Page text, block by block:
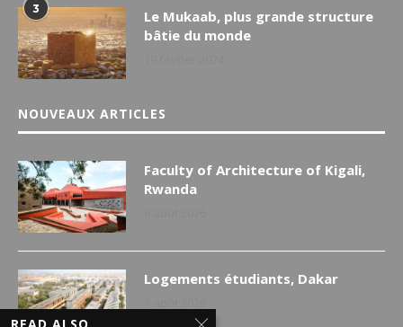
3
Le Mukaab, plus grande structure
bâtie du monde
NOUVEAUX ARTICLES
Faculty of Architecture of Kigali,
Rwanda
Logements étudiants, Dakar